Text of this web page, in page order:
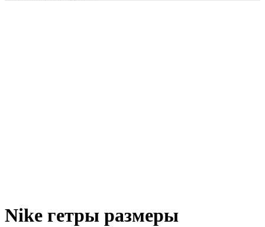
Nike гетры размеры